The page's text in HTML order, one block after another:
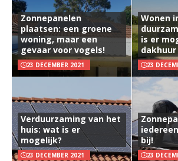
Zonnepanelen
plaatsen: een groene
woning, maar een
gevaar voor vogels!
23 DECEMBER 2021
Wonen
is er
dakhuur
23
Verduurzaming van het
huis: wat is er
mogelijk?
23 DECEMBER 2021
bij!
23